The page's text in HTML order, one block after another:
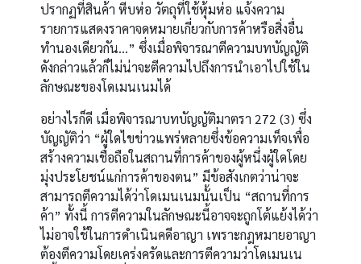
ปรากฏที่สินค้า หีบห่อ วัตถุที่ใช้หุ้มห่อ แจ้งความ
รายการแสดงราคาจดหมายเกี่ยวกับการค้าหรือสิ่งอื่น
ทำนองเดียวกัน…” ซึ่งเมื่อพิจารณาตีความบทบัญญัติ
ดังกล่าวแล้วก็ไม่น่าจะตีความไปถึงการนำเอาไปใช้ใน
ลักษณะของโดเมนเนมได้
อย่างไรก็ดี เมื่อพิจารณาบทบัญญัติมาตรา 272 (3) ซึ่ง
บัญญัติว่า “ผู้ใดไขข่าวแพร่หลายซึ่งข้อความเท็จเพื่อ
สร้างความเชื่อถือในสถานที่การค้าของผู้หนึ่งผู้ใดโดย
มุ่งประโยชน์แก่การค้าของตน” มีข้อสังเกตว่าน่าจะ
สามารถตีความได้ว่าโดเมนเนมนั้นเป็น “สถานที่การ
ค้า” ทั้งนี้ การตีความในลักษณะนี้อาจจะถูกโต้แย้งได้ว่า
ไม่อาจใช้ในการดำเนินคดีอาญา เพราะกฎหมายอาญา
ต้องตีความโดยเคร่งครัดและการตีความว่าโดเมนเน